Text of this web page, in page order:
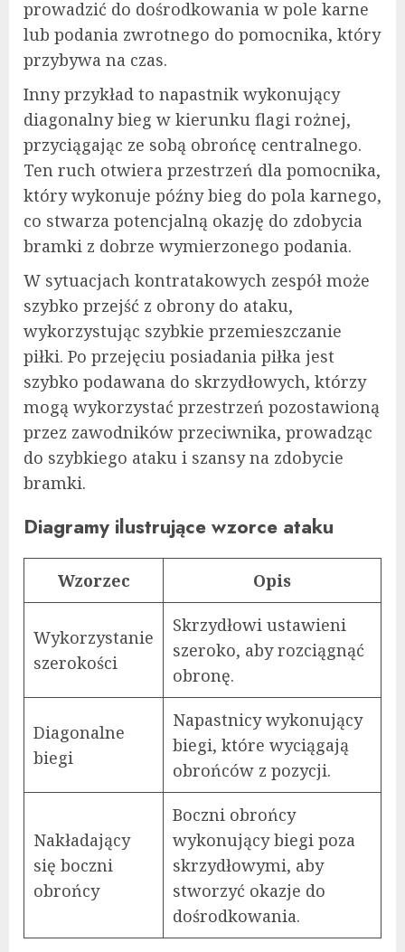
prowadzić do dośrodkowania w pole karne
lub podania zwrotnego do pomocnika, który
przybywa na czas.
Inny przykład to napastnik wykonujący
diagonalny bieg w kierunku flagi rożnej,
przyciągając ze sobą obrońcę centralnego.
Ten ruch otwiera przestrzeń dla pomocnika,
który wykonuje późny bieg do pola karnego,
co stwarza potencjalną okazję do zdobycia
bramki z dobrze wymierzonego podania.
W sytuacjach kontratakowych zespół może
szybko przejść z obrony do ataku,
wykorzystując szybkie przemieszczanie
piłki. Po przejęciu posiadania piłka jest
szybko podawana do skrzydłowych, którzy
mogą wykorzystać przestrzeń pozostawioną
przez zawodników przeciwnika, prowadząc
do szybkiego ataku i szansy na zdobycie
bramki.
Diagramy ilustrujące wzorce ataku
Wzorzec Opis
Wykorzystanie
szerokości
Skrzydłowi ustawieni
szeroko, aby rozciągnąć
obronę.
Diagonalne
biegi
Napastnicy wykonujący
biegi, które wyciągają
obrońców z pozycji.
Nakładający
się boczni
obrońcy
Boczni obrońcy
wykonujący biegi poza
skrzydłowymi, aby
stworzyć okazje do
dośrodkowania.